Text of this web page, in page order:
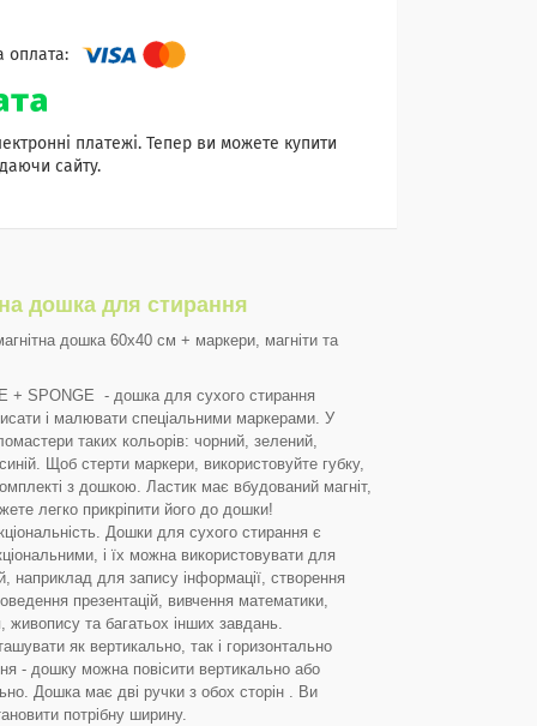
платежі. Тепер ви можете купити
сайту.
дошка для стирання
дошка 60x40 см + маркери, магніти та
+ SPONGE - дошка для сухого стирання
і малювати спеціальними маркерами. У
таких кольорів: чорний, зелений,
Щоб стерти маркери, використовуйте губку,
з дошкою. Ластик має вбудований магніт,
легко прикріпити його до дошки!
Дошки для сухого стирання є
і їх можна використовувати для
наприклад для запису інформації, створення
презентацій, вивчення математики,
та багатьох інших завдань.
як вертикально, так і горизонтально
- дошку можна повісити вертикально або
Дошка має дві ручки з обох сторін . Ви
потрібну ширину.